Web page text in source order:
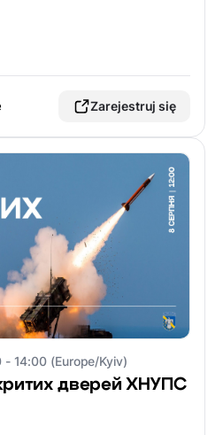
Zarejestruj się
14:00 (Europe/Kyiv)
дверей ХНУПС